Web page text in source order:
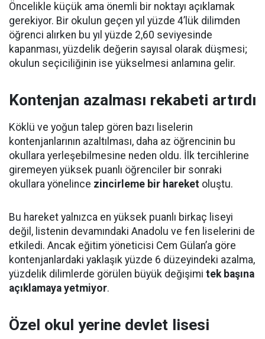
Öncelikle küçük ama önemli bir noktayı açıklamak
gerekiyor. Bir okulun geçen yıl yüzde 4’lük dilimden
öğrenci alırken bu yıl yüzde 2,60 seviyesinde
kapanması, yüzdelik değerin sayısal olarak düşmesi;
okulun seçiciliğinin ise yükselmesi anlamına gelir.
Kontenjan azalması rekabeti artırdı
Köklü ve yoğun talep gören bazı liselerin
kontenjanlarının azaltılması, daha az öğrencinin bu
okullara yerleşebilmesine neden oldu. İlk tercihlerine
giremeyen yüksek puanlı öğrenciler bir sonraki
okullara yönelince zincirleme bir hareket oluştu.
Bu hareket yalnızca en yüksek puanlı birkaç liseyi
değil, listenin devamındaki Anadolu ve fen liselerini de
etkiledi. Ancak eğitim yöneticisi Cem Gülan’a göre
kontenjanlardaki yaklaşık yüzde 6 düzeyindeki azalma,
yüzdelik dilimlerde görülen büyük değişimi tek başına
açıklamaya yetmiyor.
Özel okul yerine devlet lisesi